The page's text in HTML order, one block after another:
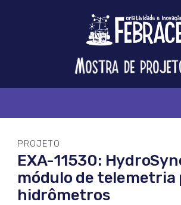
Feira
Brasileira
Ciência
PROJETO
EXA-11530:
módulo de telemetria
hidrômetros